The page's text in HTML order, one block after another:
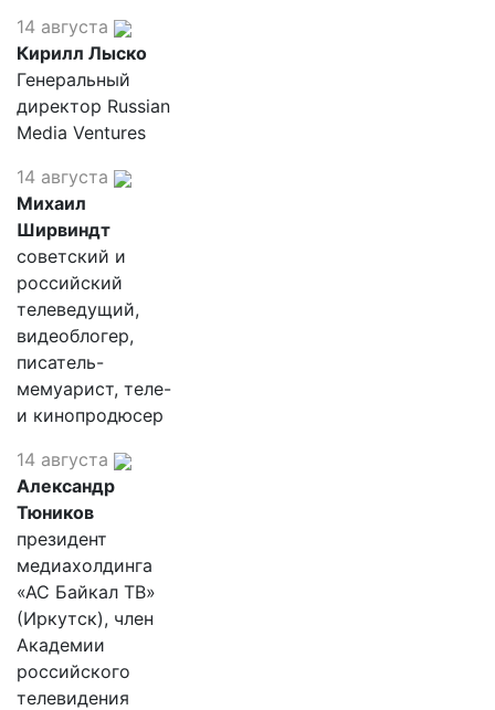
14 августа
Кирилл Лыско
Генеральный
директор Russian
Media Ventures
14 августа
Михаил
Ширвиндт
советский и
российский
телеведущий,
видеоблогер,
писатель-
мемуарист, теле-
и кинопродюсер
14 августа
Александр
Тюников
президент
медиахолдинга
«АС Байкал ТВ»
(Иркутск), член
Академии
российского
телевидения